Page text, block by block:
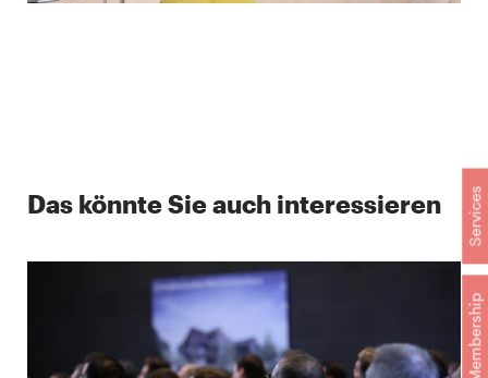
Membership
Services
Das könnte Sie auch interessieren